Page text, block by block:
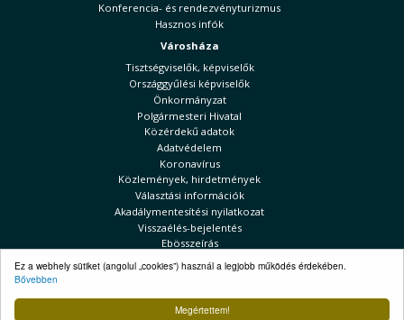
Megértettem!
Ez a webhely sütiket (angolul „cookies”) használ a legjobb működés érdekében.
Bővebben
Konferencia- és rendezvényturizmus
Hasznos infók
Városháza
Tisztségviselők, képviselők
Országgyűlési képviselők
Önkormányzat
Polgármesteri Hivatal
Közérdekű adatok
Adatvédelem
Koronavírus
Közlemények, hirdetmények
Választási információk
Akadálymentesítési nyilatkozat
Visszaélés-bejelentés
Ebösszeírás
Kecskeméti Hírek